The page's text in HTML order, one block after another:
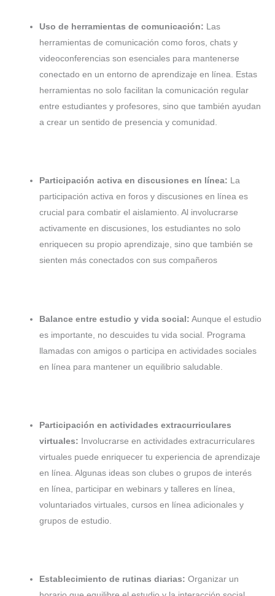
Uso de herramientas de comunicación: Las
herramientas de comunicación como foros, chats y
videoconferencias son esenciales para mantenerse
conectado en un entorno de aprendizaje en línea. Estas
herramientas no solo facilitan la comunicación regular
entre estudiantes y profesores, sino que también ayudan
a crear un sentido de presencia y comunidad.
Participación activa en discusiones en línea: La
participación activa en foros y discusiones en línea es
crucial para combatir el aislamiento. Al involucrarse
activamente en discusiones, los estudiantes no solo
enriquecen su propio aprendizaje, sino que también se
sienten más conectados con sus compañeros
Balance entre estudio y vida social: Aunque el estudio
es importante, no descuides tu vida social. Programa
llamadas con amigos o participa en actividades sociales
en línea para mantener un equilibrio saludable.
Participación en actividades extracurriculares
virtuales: Involucrarse en actividades extracurriculares
virtuales puede enriquecer tu experiencia de aprendizaje
en línea. Algunas ideas son clubes o grupos de interés
en línea, participar en webinars y talleres en línea,
voluntariados virtuales, cursos en línea adicionales y
grupos de estudio.
Establecimiento de rutinas diarias: Organizar un